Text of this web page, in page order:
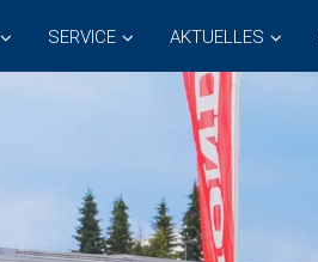
SERVICE AKTUELLES